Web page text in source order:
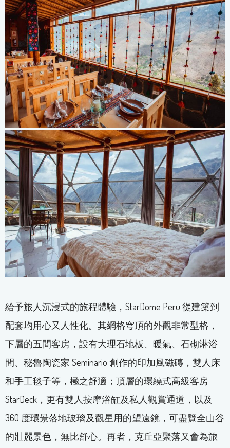
給予旅人沉浸式的旅程體驗，StarDome Peru 從建築到
配套均用心又人性化。其網格穹頂的外觀非常型格，
下層的五間客房，設有大理石地板、暖氣、石砌淋浴
間、秘魯陶瓷家 Seminario 創作的印加風磁磚，雙人床
和手工毯子等，極之舒適；頂層的環繞式高級客房
StarDeck，更有雙人按摩浴缸及私人觀賞通道，以及
360 度環景落地玻璃及觀星用的望遠鏡，可盡覽全山谷
的壯麗景色，無比舒心。再者，克丘亞聚落又會為旅